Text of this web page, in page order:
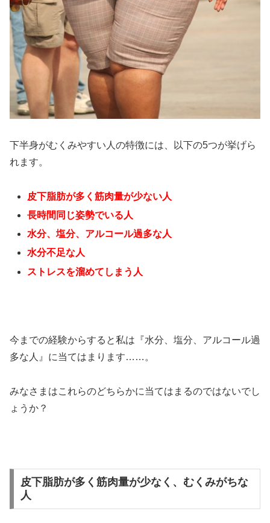
下半身がむくみやすい人の特徴には、以下の5つが挙げら
れます。
皮下脂肪が多く筋肉量が少ない人
長時間同じ姿勢でいる人
水分、塩分、アルコール過多な人
水分不足な人
ストレスを溜めてしまう人
今までの経験からすると私は『水分、塩分、アルコール過
多な人』に当てはまります……。
みなさまはこれらのどちらかに当てはまるのではないでし
ょうか？
皮下脂肪が多く筋肉量が少なく、むくみがちな
人